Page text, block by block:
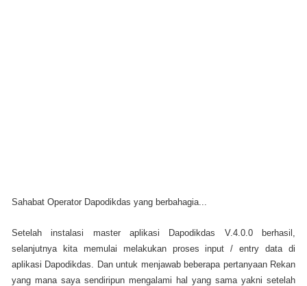
Sahabat Operator Dapodikdas yang berbahagia...
Setelah instalasi master aplikasi Dapodikdas V.4.0.0 berhasil,
selanjutnya kita memulai melakukan proses input / entry data di
aplikasi Dapodikdas. Dan untuk menjawab beberapa pertanyaan Rekan
yang mana saya sendiripun mengalami hal yang sama yakni setelah